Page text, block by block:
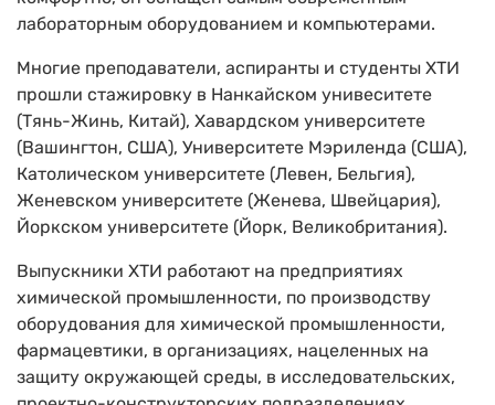
лабораторным оборудованием и компьютерами.
Многие преподаватели, аспиранты и студенты ХТИ
прошли стажировку в Нанкайском унивеситете
(Тянь-Жинь, Китай), Хавардском университете
(Вашингтон, США), Университете Мэриленда (США),
Католическом университете (Левен, Бельгия),
Женевском университете (Женева, Швейцария),
Йоркском университете (Йорк, Великобритания).
Выпускники ХТИ работают на предприятиях
химической промышленности, по производству
оборудования для химической промышленности,
фармацевтики, в организациях, нацеленных на
защиту окружающей среды, в исследовательских,